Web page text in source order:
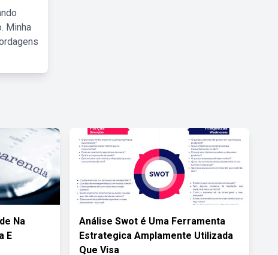
Minha
Na
E
Análise Swot é Uma Ferramenta
Estrategica Amplamente Utilizada
Que Visa